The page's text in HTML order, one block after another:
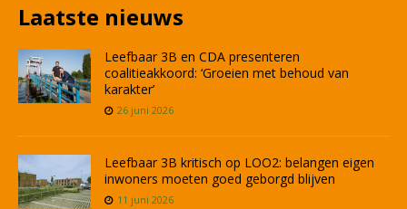
Laatste nieuws
Leefbaar 3B en CDA presenteren
coalitieakkoord: ‘Groeien met behoud van
karakter’
26 juni 2026
Leefbaar 3B kritisch op LOO2: belangen eigen
inwoners moeten goed geborgd blijven
11 juni 2026